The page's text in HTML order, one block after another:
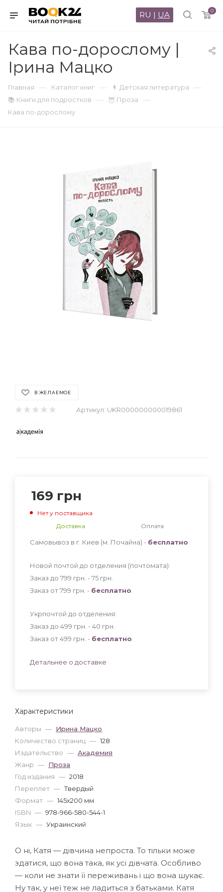
0
RU | UA
Кава по-дорослому |
Ірина Мацко
Главная — Каталог книг — 👨 Детская литература —
📚 Книги для подростков — 🦉 Проза —
Кава по-дорослому
В ЖЕЛАЕМОЕ
Артикул: UKR000000000019861
Характеристики
Авторы — Ирина Мацко
Количество страниц — 128
Издательство — Академия
Жанр — Проза
Год издания — 2018
Переплет — Твердый
Формат — 145x200 мм
ISBN — 978-966-580-544-1
Язык — Украинский
169 грн
Нет у поставщика
Доставка
Оплата
Самовывоз в г. Киев (м. Почайна) - бесплатно
Новой почтой до отделения (почтомата):
Заказ до 799 грн. - 75 грн
Заказ от 799 грн. - бесплатно
Укрпочтой до отделения:
Заказ до 499 грн. - 40 грн
Заказ от 499 грн. - бесплатно
Детальнее о доставке
О ні, Катя — дівчина непроста. То тільки може
здатися, що вона така, як усі дівчата. Особливо
— коли не знати її переживань і що вона шукає.
Ну так, у неї теж не ладиться з батьками. Катя